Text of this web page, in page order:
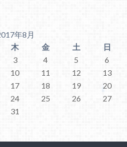
年8月
木 金 土
日
3 4 5
6
10 11 12
13
17 18 19
20
24 25 26
27
31